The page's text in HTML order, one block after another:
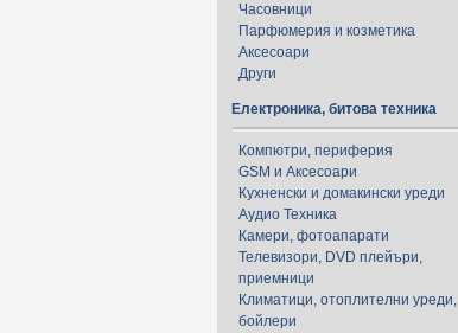
Часовници
Парфюмерия и козметика
Аксесоари
Други
Електроника, битова техника
Компютри, периферия
GSM и Аксесоари
Кухненски и домакински уреди
Аудио Техника
Камери, фотоапарати
Телевизори, DVD плейъри,
приемници
Климатици, отоплителни уреди,
бойлери